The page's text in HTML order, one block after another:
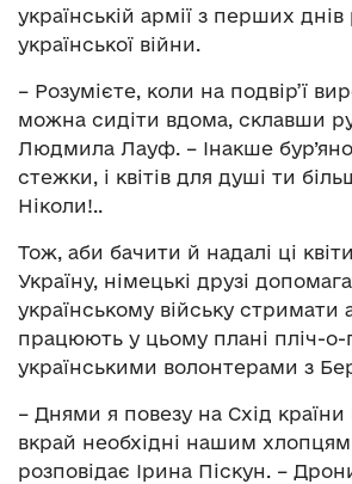
українській армії з перших днів
української війни.
– Розумієте, коли на подвір’ї
можна сидіти вдома, склавши
Людмила Лауф. – Інакше
стежки, і квітів для душі ти
Ніколи!..
Тож, аби бачити й надалі ці
Україну, німецькі друзі
українському війську стримати
працюють у цьому плані пліч-о-
українськими волонтерами з
– Днями я повезу на Схід країни
вкрай необхідні нашим
розповідає Ірина Піскун. –